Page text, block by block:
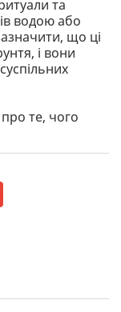
та
водою або
що ці
і вони
те, чого